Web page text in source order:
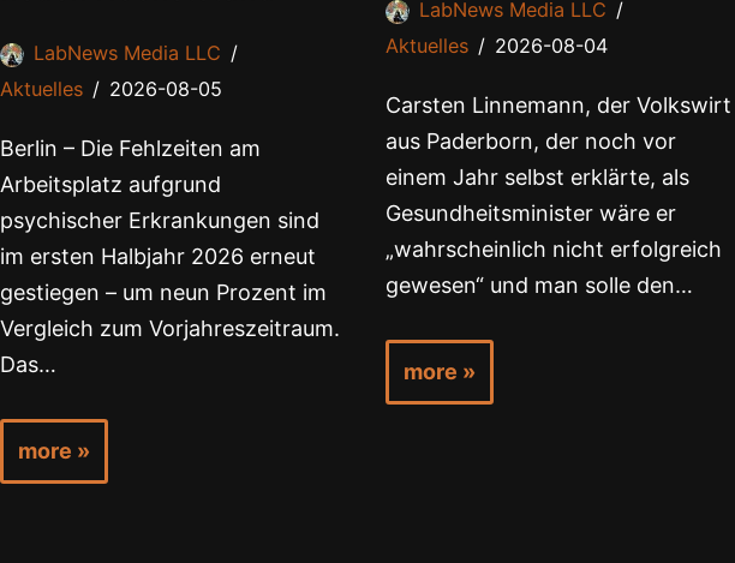
LabNews Media LLC
Aktuelles
2026-08-05
Berlin – Die Fehlzeiten am
Arbeitsplatz aufgrund
psychischer Erkrankungen sind
im ersten Halbjahr 2026 erneut
gestiegen – um neun Prozent im
Vergleich zum Vorjahreszeitraum.
Das…
more »
LabNews Media LLC
Aktuelles
2026-08-04
Carsten Linnemann, der Volkswirt
aus Paderborn, der noch vor
einem Jahr selbst erklärte, als
Gesundheitsminister wäre er
„wahrscheinlich nicht erfolgreich
gewesen“ und man solle den…
more »